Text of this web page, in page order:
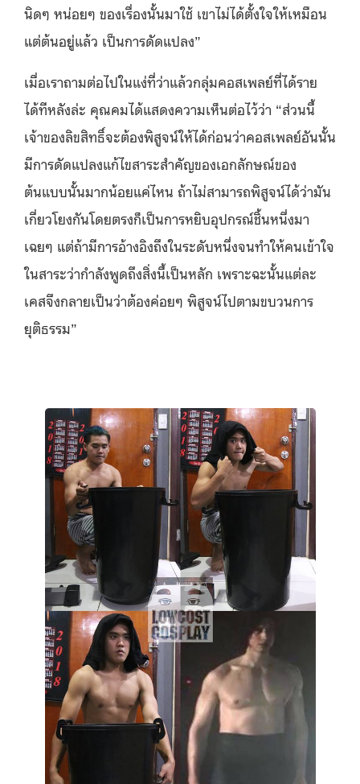
นิดๆ หน่อยๆ ของเรื่องนั้นมาใช้ เขาไม่ได้ตั้งใจให้เหมือน
แต่ต้นอยู่แล้ว เป็นการดัดแปลง”
เมื่อเราถามต่อไปในแง่ที่ว่าแล้วกลุ่มคอสเพลย์ที่ได้ราย
ได้ทีหลังล่ะ คุณคมได้แสดงความเห็นต่อไว้ว่า “ส่วนนี้
เจ้าของลิขสิทธิ์จะต้องพิสูจน์ให้ได้ก่อนว่าคอสเพลย์อันนั้น
มีการดัดแปลงแก้ไขสาระสำคัญของเอกลักษณ์ของ
ต้นแบบนั้นมากน้อยแค่ไหน ถ้าไม่สามารถพิสูจน์ได้ว่ามัน
เกี่ยวโยงกันโดยตรงก็เป็นการหยิบอุปกรณ์ชิ้นหนึ่งมา
เฉยๆ แต่ถ้ามีการอ้างอิงถึงในระดับหนึ่งจนทำให้คนเข้าใจ
ในสาระว่ากำลังพูดถึงสิ่งนี้เป็นหลัก เพราะฉะนั้นแต่ละ
เคสจึงกลายเป็นว่าต้องค่อยๆ พิสูจน์ไปตามขบวนการ
ยุติธรรม”